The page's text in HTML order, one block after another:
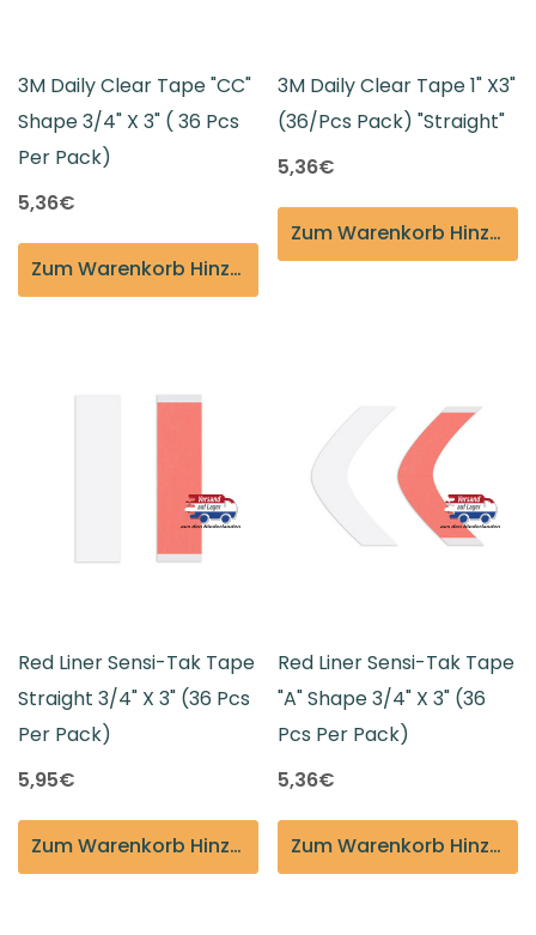
3M Daily Clear Tape "CC"
Shape 3/4" X 3" ( 36 Pcs
Per Pack)
5,36€
Zum Warenkorb Hinzufügen
3M Daily Clear Tape 1" X3"
(36/pcs Pack) "Straight"
5,36€
Zum Warenkorb Hinzufügen
Red Liner Sensi-Tak Tape
Straight 3/4" X 3" (36 Pcs
Per Pack)
5,95€
Zum Warenkorb Hinzufügen
Red Liner Sensi-Tak Tape
"A" Shape 3/4" X 3" (36
Pcs Per Pack)
5,36€
Zum Warenkorb Hinzufügen